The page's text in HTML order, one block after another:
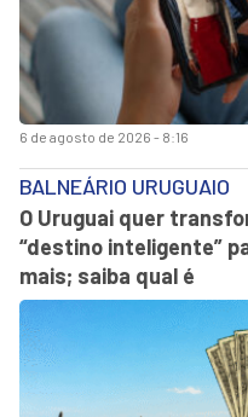
6 de agosto de 2026 - 8:16
BALNEÁRIO URUGUAIO
O Uruguai quer
“destino inteligente”
mais; saiba qual é